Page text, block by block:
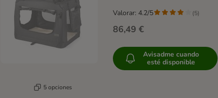
5 opciones
86,49 €
Valorar: 4.2/5 (5)
Avisadme cuando
esté disponible